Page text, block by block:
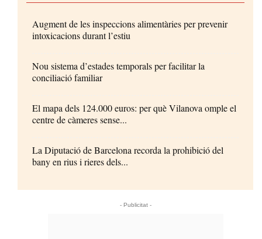
Augment de les inspeccions alimentàries per prevenir
intoxicacions durant l’estiu
Nou sistema d’estades temporals per facilitar la
conciliació familiar
El mapa dels 124.000 euros: per què Vilanova omple el
centre de càmeres sense...
La Diputació de Barcelona recorda la prohibició del
bany en rius i rieres dels...
- Publicitat -